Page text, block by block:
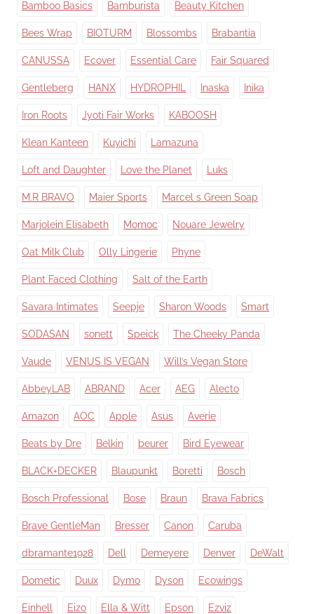
Bamboo Basics Bamburista Beauty Kitchen
Bees Wrap BIOTURM Blossombs Brabantia
CANUSSA Ecover Essential Care Fair Squared
Gentleberg HANX HYDROPHIL Inaska Inika
Iron Roots Jyoti Fair Works KABOOSH
Klean Kanteen Kuyichi Lamazuna
Loft and Daughter Love the Planet Luks
M.R BRAVO Maier Sports Marcel s Green Soap
Marjolein Elisabeth Momoc Nouare Jewelry
Oat Milk Club Olly Lingerie Phyne
Plant Faced Clothing Salt of the Earth
Savara Intimates Seepje Sharon Woods Smart
SODASAN sonett Speick The Cheeky Panda
Vaude VENUS IS VEGAN Will’s Vegan Store
AbbeyLAB ABRAND Acer AEG Alecto
Amazon AOC Apple Asus Averie
Beats by Dre Belkin beurer Bird Eyewear
BLACK+DECKER Blaupunkt Boretti Bosch
Bosch Professional Bose Braun Brava Fabrics
Brave GentleMan Bresser Canon Caruba
dbramante1928 Dell Demeyere Denver DeWalt
Dometic Duux Dymo Dyson Ecowings
Einhell Eizo Ella & Witt Epson Ezviz